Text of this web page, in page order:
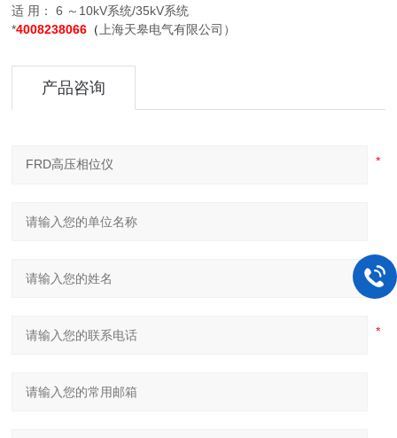
适 用： 6 ～10kV系统/35kV系统
*4008238066 （ 上海天皋电气有限公司）
产品咨询